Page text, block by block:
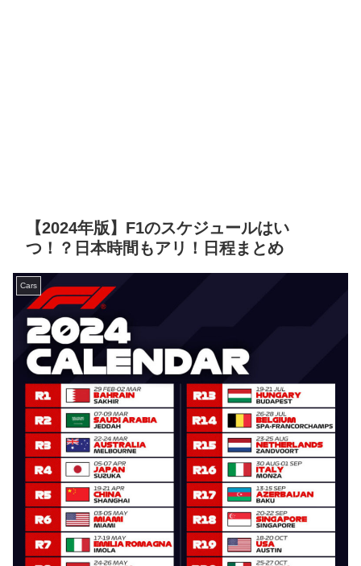
【2024年版】F1のスケジュールはい
つ！？日本時間もアリ！日程まとめ
Cars